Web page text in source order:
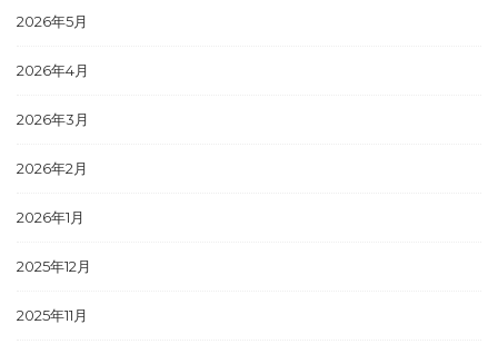
2026年5月
2026年4月
2026年3月
2026年2月
2026年1月
2025年12月
2025年11月